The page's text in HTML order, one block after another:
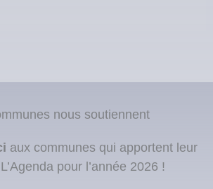
nous soutiennent
aux communes qui apportent leur
pour l’année 2026 !